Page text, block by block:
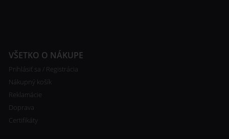
VŠETKO O NÁKUPE
Prihlásiť sa / Registrácia
Nákupný košík
Reklamácie
Doprava
Certifikáty